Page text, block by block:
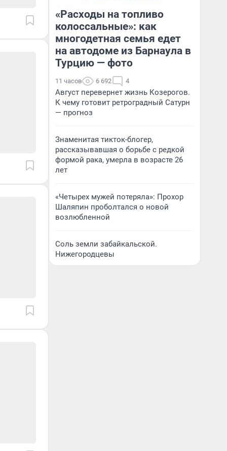
«Расходы на топливо
колоссальные»: как
многодетная семья едет
на автодоме из Барнаула в
Турцию — фото
11 часов 6 692 4
Август перевернет жизнь Козерогов.
К чему готовит ретроградный Сатурн
— прогноз
Знаменитая тикток-блогер,
рассказывавшая о борьбе с редкой
формой рака, умерла в возрасте 26
лет
«Четырех мужей потеряла»: Прохор
Шаляпин проболтался о новой
возлюбленной
Соль земли забайкальской.
Нижегородцевы